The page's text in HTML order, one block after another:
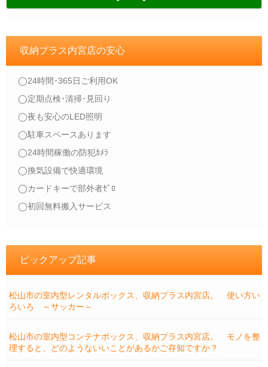
収納プラス内宮店の安心
◯24時間･365日ご利用OK
◯定期点検･清掃･見回り
◯夜も安心のLED照明
◯駐車スペースあります
◯24時間稼働の防犯ｶﾒﾗ
◯換気設備で快適環境
◯カードキーで部外者ｾﾞﾛ
◯初回無料搬入サービス
ピックアップ記事
松山市の室内型レンタルボックス、収納プラス内宮店。 使い方い
ろいろ ～サッカー～
松山市の室内型コンテナボックス、収納プラス内宮店。 モノを整
理すると、どのようないいことがあるかご存知ですか？